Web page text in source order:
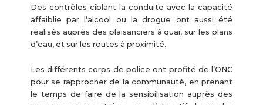
Des contrôles ciblant la conduite avec la capacité
affaiblie par l’alcool ou la drogue ont aussi été
réalisés auprès des plaisanciers à quai, sur les plans
d’eau, et sur les routes à proximité.
Les différents corps de police ont profité de l’ONC
pour se rapprocher de la communauté, en prenant
le temps de faire de la sensibilisation auprès des